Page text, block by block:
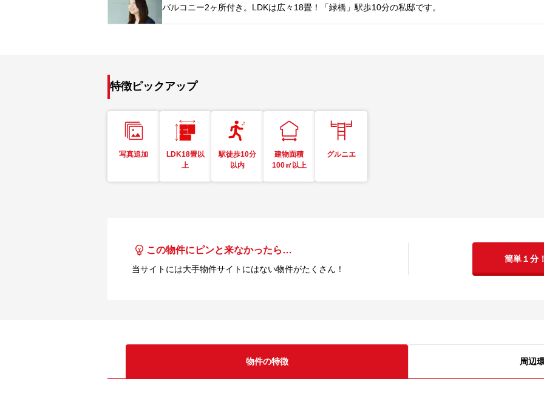
バルコニー2ヶ所付き。LDKは広々18畳！「緑橋」駅歩10分の私邸です。
特徴ピックアップ
写真追加
LDK18畳以
上
駅徒歩10分
以内
建物面積
100㎡以上
グルニエ
この物件にピンと来なかったら…
当サイトには大手物件サイトにはない物件がたくさん！
簡単１分
物件の特徴 周辺